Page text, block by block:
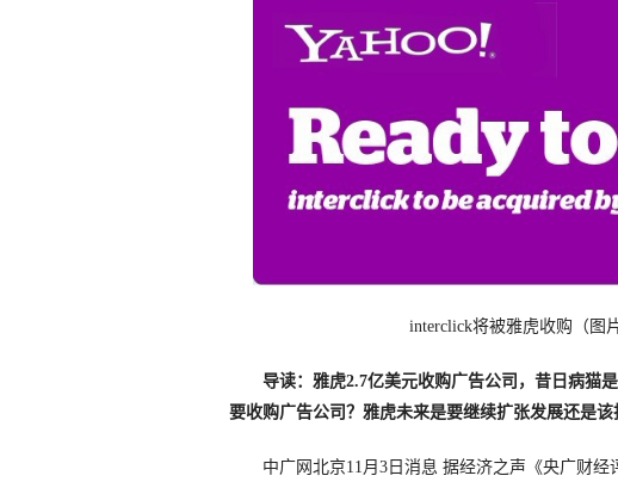
interclick将被雅虎收购（图
导读：雅虎2.7亿美元收购广告公司，昔日病猫
要收购广告公司？雅虎未来是要继续扩张发展还是该
中广网北京11月3日消息 据经济之声《央广财经